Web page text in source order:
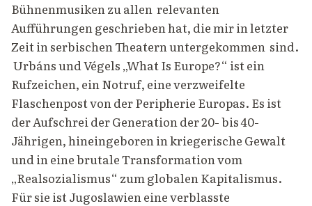
Bühnenmusiken zu allen relevanten
Aufführungen geschrieben hat, die mir in letzter
Zeit in serbischen Theatern untergekommen sind.
Urbáns und Végels „What Is Europe?“ ist ein
Rufzeichen, ein Notruf, eine verzweifelte
Flaschenpost von der Peripherie Europas. Es ist
der Aufschrei der Generation der 20- bis 40-
Jährigen, hineingeboren in kriegerische Gewalt
und in eine brutale Transformation vom
„Realsozialismus“ zum globalen Kapitalismus.
Für sie ist Jugoslawien eine verblasste